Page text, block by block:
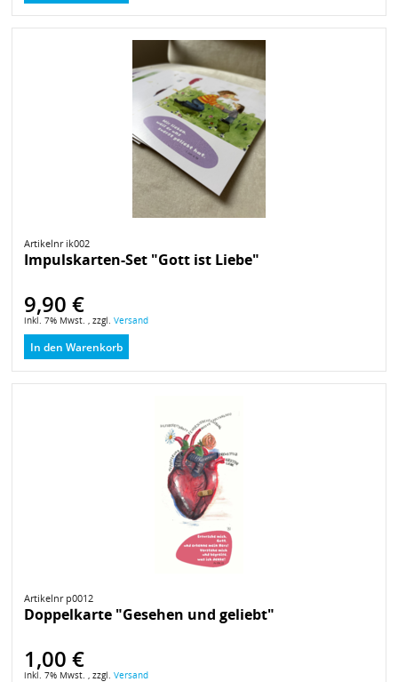
Artikelnr ik002
Impulskarten-Set "Gott ist Liebe"
9,90 €
inkl. 7% Mwst. , zzgl. Versand
In den Warenkorb
Artikelnr p0012
Doppelkarte "Gesehen und geliebt"
1,00 €
inkl. 7% Mwst. , zzgl. Versand